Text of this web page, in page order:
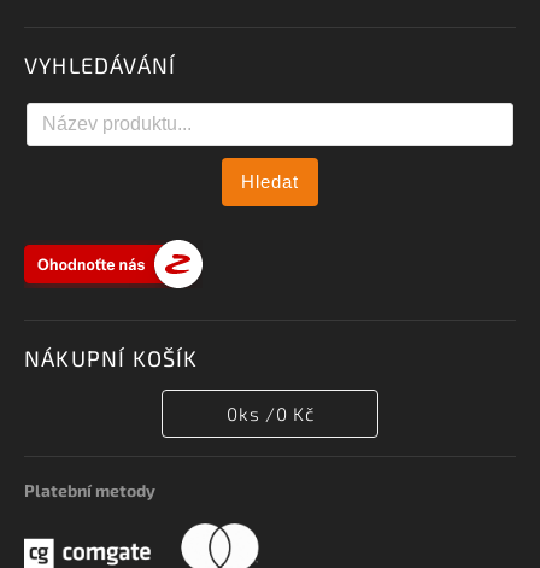
VYHLEDÁVÁNÍ
Hledat
NÁKUPNÍ KOŠÍK
0ks /0 Kč
Platební metody